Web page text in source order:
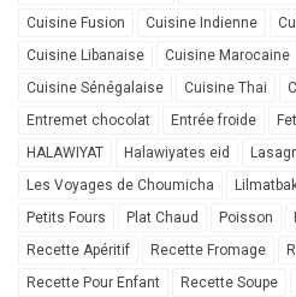
Cuisine Fusion
Cuisine Indienne
Cuisine Libanaise
Cuisine Marocaine
Cuisine Sénégalaise
Cuisine Thai
Entremet chocolat
Entrée froide
HALAWIYAT
Halawiyates eid
Les Voyages de Choumicha
Petits Fours
Plat Chaud Poisson
Recette Apéritif
Recette Fromage
Recette Pour Enfant
Recette Soupe